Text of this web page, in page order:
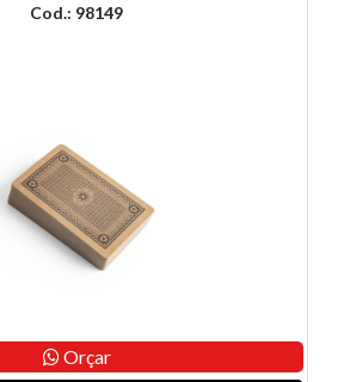
Cod.: 98149
Orçar